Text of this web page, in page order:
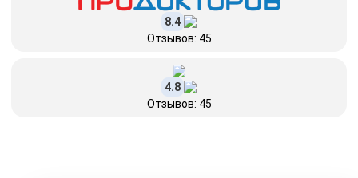
8.4
Отзывов: 45
4.8
Отзывов: 45